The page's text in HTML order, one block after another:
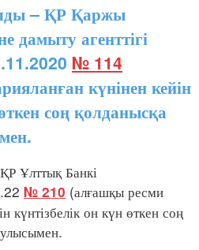
– ҚР Қаржы
дамыту агенттігі
№ 114
күнінен кейін
соң қолданысқа
Ұлттық Банкі
№ 210 (алғашқы ресми
күнтізбелік он күн өткен соң